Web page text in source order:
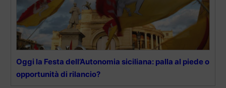
Oggi la Festa dell’Autonomia siciliana: palla al piede o
opportunità di rilancio?